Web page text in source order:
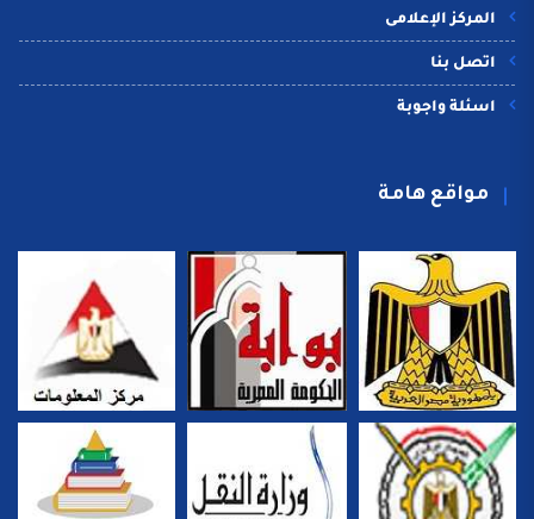
المركز الإعلامى
اتصل بنا
اسئلة واجوبة
مواقع هامة